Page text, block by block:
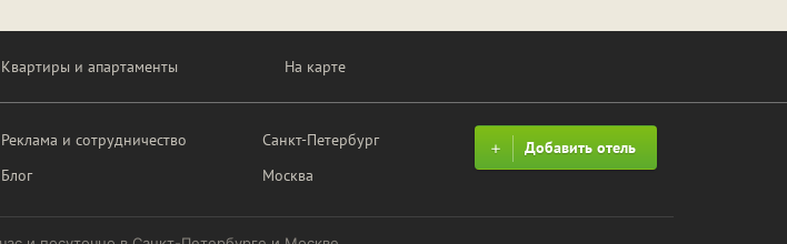
Квартиры и апартаменты На карте
Реклама и сотрудничество
Блог
Санкт-Петербург
Москва
Добавить отель